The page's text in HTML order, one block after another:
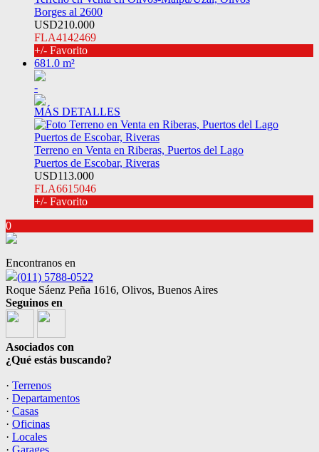
Borges al 2600
USD210.000
FLA4142469
+/- Favorito
681.0 m²
-
MÁS DETALLES
Terreno en Venta en Riberas, Puertos del Lago
Puertos de Escobar, Riveras
USD113.000
FLA6615046
+/- Favorito
0
Encontranos en
(011) 5788-0522
Roque Sáenz Peña 1616, Olivos, Buenos Aires
Seguinos en
Asociados con
¿Qué estás buscando?
· Terrenos
· Departamentos
· Casas
· Oficinas
· Locales